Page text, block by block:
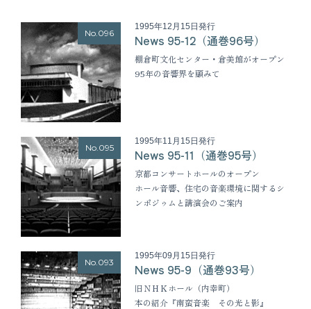
No.096
1995年12月15日発行
News 95-12（通巻96号）
棚倉町文化センター・倉美館がオープン
95年の音響界を顧みて
No.095
1995年11月15日発行
News 95-11（通巻95号）
京都コンサートホールのオープン
ホール音響、住宅の音楽環境に関するシ
ンポジゥムと講演会のご案内
No.093
1995年09月15日発行
News 95-9（通巻93号）
旧ＮＨＫホール（内幸町）
本の紹介『南蛮音楽 その光と影』